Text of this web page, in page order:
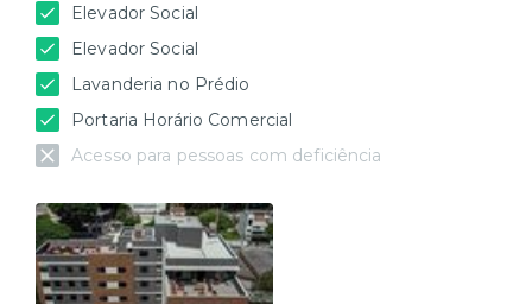
Elevador Social
Elevador Social
Lavanderia no Prédio
Portaria Horário Comercial
Acesso para pessoas com deficiência